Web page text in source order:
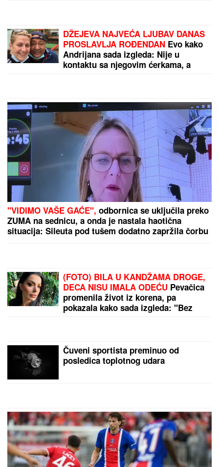
na Granično ostrvo – sprema se NEPOSREDNI
SUKOB?!
(PAPARACO) ĐINA DŽINOVIĆ U CRNOJ GORIEvo
kako izgleda bez filtera: U haljini do poda sa golim
leđima, mnogi je nisu prepoznali
by Aklamator
PREPORUKA ZA VAS
razvoda dobili i dete, o skandalu su svi brujali
TEŠKO JE POVREĐENA!Najnoviji
JELENA RADANOVIĆ DOBIJA
MONSTRUOZNE PORUKENakon
pretnji Ane Nikolić proživljava horor,
sve objavila: "Patetični ste"